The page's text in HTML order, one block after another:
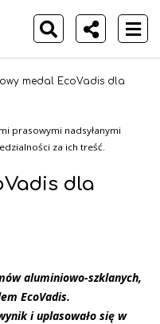
medal EcoVadis dla
prasowymi nadsyłanymi
za ich treść.
dla
aluminiowo-szklanych,
EcoVadis.
i uplasowało się w